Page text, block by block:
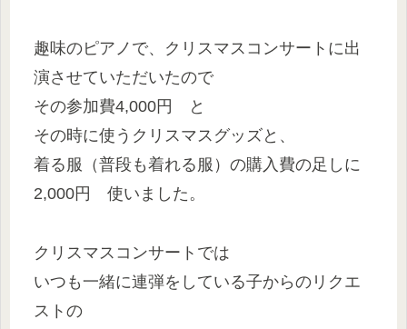
趣味のピアノで、クリスマスコンサートに出
演させていただいたので
その参加費4,000円 と
その時に使うクリスマスグッズと、
着る服（普段も着れる服）の購入費の足しに
2,000円 使いました。
クリスマスコンサートでは
いつも一緒に連弾をしている子からのリクエ
ストの